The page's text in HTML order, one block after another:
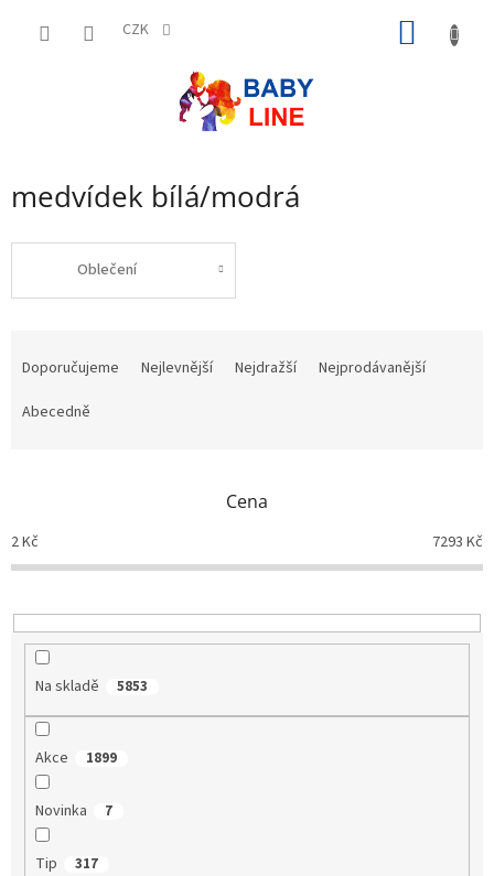
CZK
medvídek bílá/modrá
Oblečení
o
d
k
t
Doporučujeme Nejlevnější Nejdražší
Nejprodávanější
Abecedně
Cena
2Kč 7293 Kč
Na skladě 5853
Akce 1899
Novinka 7
Tip 317